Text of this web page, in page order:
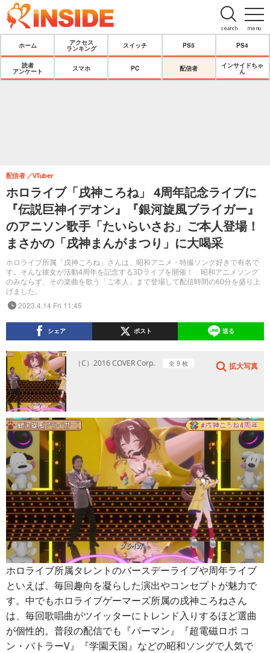
menu
search
ホーム
アクセス
ランキング
スイッチ PS5 PS4
読者
アンケート
スマホ PC 配信者
インサイドちゃ
ん
ホロライブ「戌神ころね」 4周年記念ライブに
『伝説巨神イデオン』『銀河旋風ブライガー』
のアニソン歌手「たいらいさお」ご本人登場！
まさかの「戌神まんがまつり」に大喝采
ホロライブ所属「戌神ころね」さんは、昭和アニメ・特撮ソング好きで有名で
す。そんな彼女が活動4周年を記念する3Dライブを開催！ 昭和アニメソング
のみならず、その楽曲を歌う「ご本人」まで登場して配信時間の60分を盛り上
げました。
配信者 VTuber
2023.4.14 Fri 11:45
シェア ポスト 送る
（C）2016 COVER Corp. 全 9 枚 拡大写真
ホロライブ所属タレントのバースデーライブや周年ライブ
といえば、毎回趣向を凝らした演出やコンセプトが魅力で
す。中でもホロライブゲーマーズ所属の戌神ころねさん
は、毎回歌唱曲がツイッターにトレンド入りするほど選曲
が個性的。普段の配信でも『パーマン』『超電磁ロボ コ
ン・バトラーV』『学園天国』などの昭和ソングで人気で